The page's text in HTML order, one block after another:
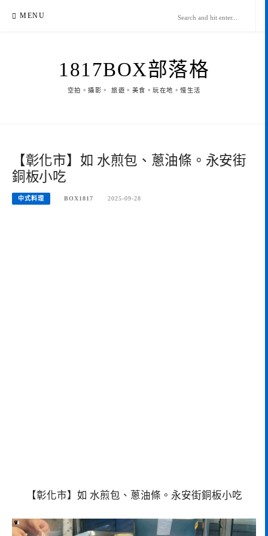
MENU
1817BOX部落格
空拍。攝影。 旅遊。美食。玩在地。慢生活
【彰化市】如 水煎包、蔥油條。永安街
銅板小吃
中式料理 BOX1817 2025-09-28
【彰化市】如 水煎包、蔥油條。永安街銅板小吃